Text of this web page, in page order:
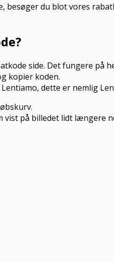
du blot vores
side. Det fungere på
kopier koden.
dette er nemlig
på billedet lidt